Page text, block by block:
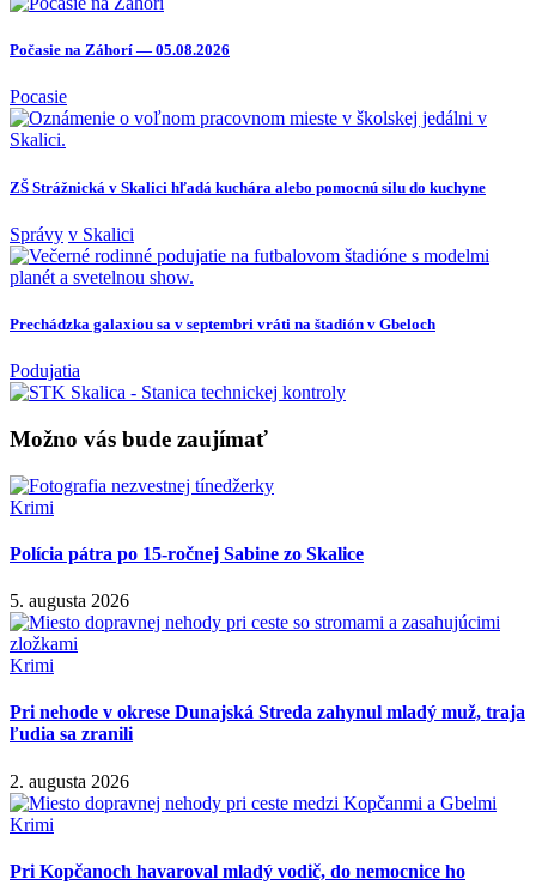
Počasie na Záhorí — 05.08.2026
Pocasie
ZŠ Strážnická v Skalici hľadá kuchára alebo pomocnú silu do kuchyne
Správy v Skalici
Prechádzka galaxiou sa v septembri vráti na štadión v Gbeloch
Podujatia
Možno vás bude zaujímať
Krimi
Polícia pátra po 15-ročnej Sabine zo Skalice
5. augusta 2026
Krimi
Pri nehode v okrese Dunajská Streda zahynul mladý muž, traja
ľudia sa zranili
2. augusta 2026
Krimi
Pri Kopčanoch havaroval mladý vodič, do nemocnice ho